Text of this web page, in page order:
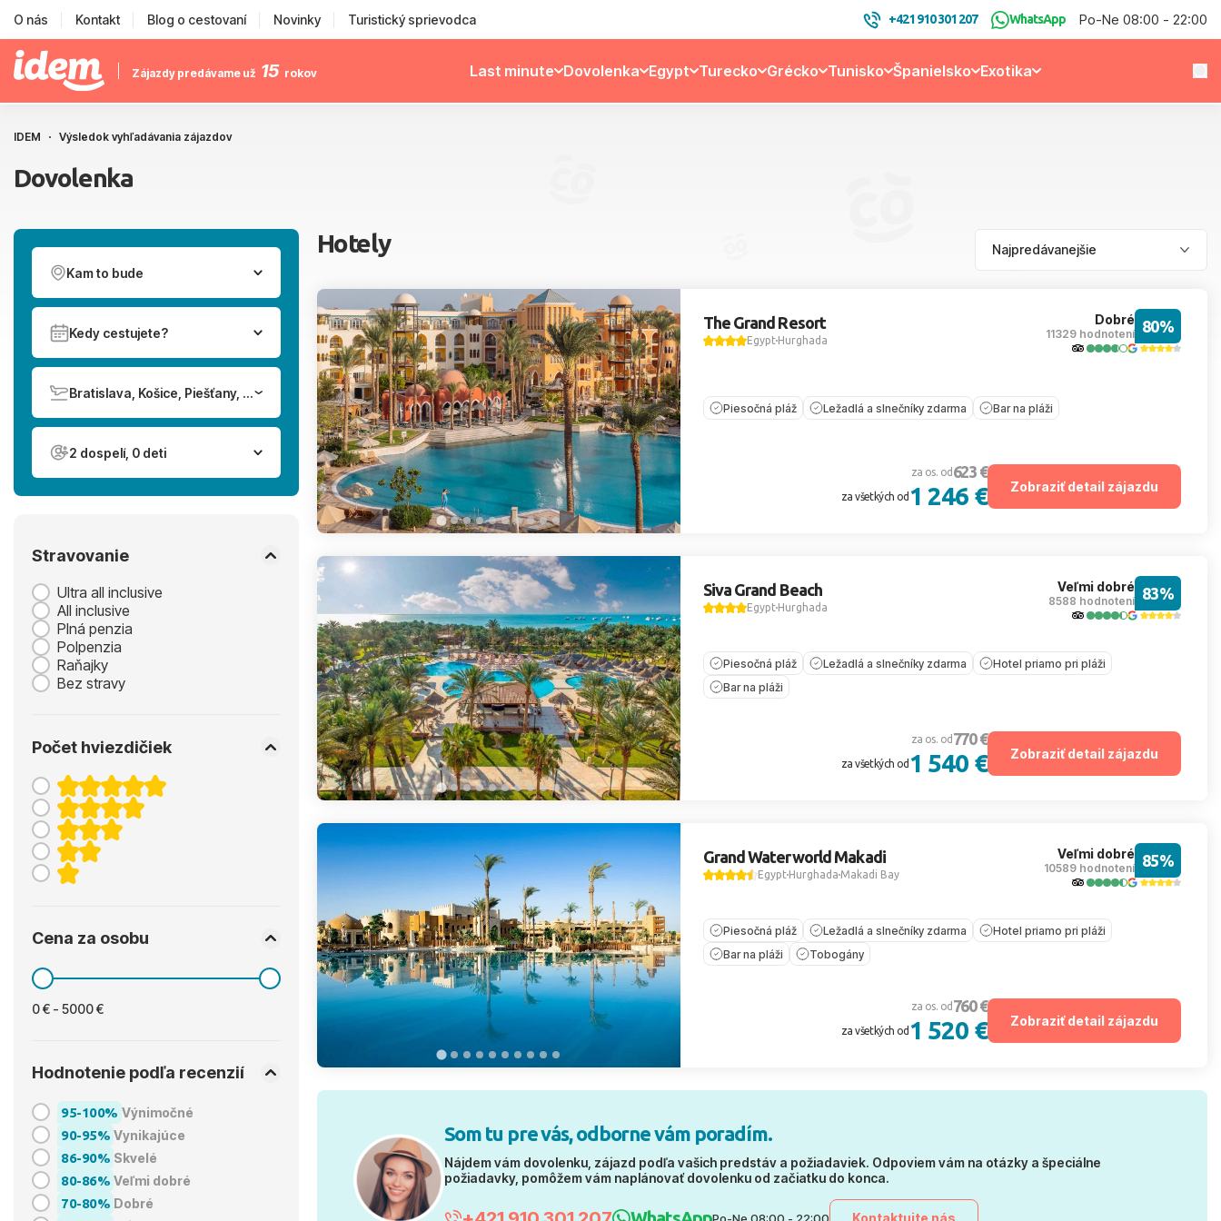
O nás Kontakt Blog o cestovaní Novinky Turistický sprievodca +421 910 301 207 WhatsApp Po-Ne 08:00 - 22:00
Zájazdy predávame už 15 rokov Last minute Dovolenka Egypt Turecko Grécko Tunisko Španielsko Exotika
IDEM Výsledok vyhľadávania zájazdov
Dovolenka
Kam to bude
Kedy cestujete?
Bratislava, Košice, Piešťany, Poprad
2 dospelí, 0 deti
Stravovanie
Ultra all inclusive
All inclusive
Plná penzia
Polpenzia
Raňajky
Bez stravy
Počet hviezdičiek
Cena za osobu
0 € - 5000 €
Hodnotenie podľa recenzií
95-100% Výnimočné
90-95% Vynikajúce
86-90% Skvelé
80-86% Veľmi dobré
70-80% Dobré
Hotely
The Grand Resort
EgyptHurghada
Dobré
11329 hodnotení 80%
Piesočná pláž Ležadlá a slnečníky zdarma Bar na pláži
za os. od 623 €
za všetkých od 1 246 € Zobraziť detail zájazdu
Siva Grand Beach
EgyptHurghada
Veľmi dobré
8588 hodnotení 83%
Piesočná pláž Ležadlá a slnečníky zdarma
Hotel priamo pri pláži
Bar na pláži
za os. od 770 €
za všetkých od 1 540 € Zobraziť detail zájazdu
Grand Waterworld Makadi
EgyptHurghadaMakadi Bay
Veľmi dobré
10589 hodnotení 85%
Piesočná pláž Ležadlá a slnečníky zdarma
Hotel priamo pri pláži
Bar na pláži
Tobogány
za os. od 760 €
za všetkých od 1 520 € Zobraziť detail zájazdu
Som tu pre vás, odborne vám poradím.
Nájdem vám dovolenku, zájazd podľa vašich predstáv a požiadaviek. Odpoviem vám na otázky a špeciálne
požiadavky, pomôžem vám naplánovať dovolenku od začiatku do konca.
Po-Ne 08:00 - 22:00 Kontaktujte nás